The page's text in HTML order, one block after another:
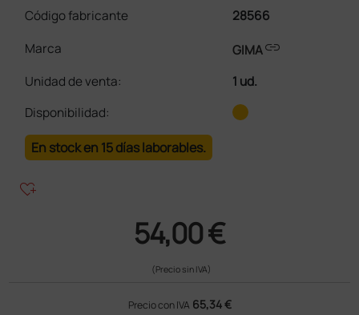
Código fabricante
28566
Marca
GIMAlink
Unidad de venta:
1 ud.
Disponibilidad:
En stock en 15 días laborables.
heart_plus
54,00 €
(Precio sin IVA)
Precio con IVA 65,34 €